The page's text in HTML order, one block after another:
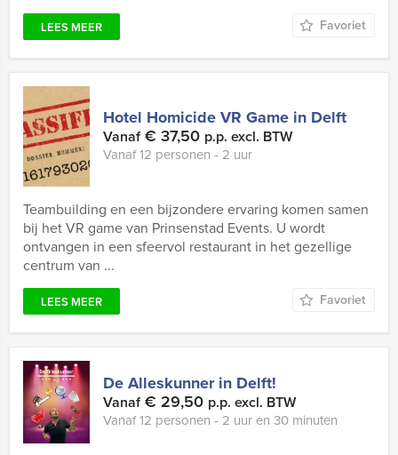
LEES MEER Favoriet
Hotel Homicide VR Game in Delft
Vanaf€ 37,50 p.p. excl. BTW
Vanaf 12 personen ‐ 2 uur
Teambuilding en een bijzondere ervaring komen samen
bij het VR game van Prinsenstad Events. U wordt
ontvangen in een sfeervol restaurant in het gezellige
centrum van ...
LEES MEER Favoriet
De Alleskunner in Delft!
Vanaf€ 29,50 p.p. excl. BTW
Vanaf 12 personen ‐ 2 uur en 30 minuten